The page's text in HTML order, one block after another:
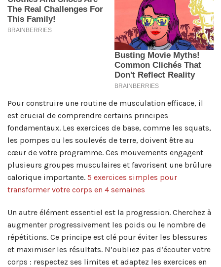
Pour construire une routine de musculation efficace, il
est crucial de comprendre certains principes
fondamentaux. Les exercices de base, comme les squats,
les pompes ou les soulevés de terre, doivent être au
cœur de votre programme. Ces mouvements engagent
plusieurs groupes musculaires et favorisent une brûlure
calorique importante. 5 exercices simples pour
transformer votre corps en 4 semaines
Un autre élément essentiel est la progression. Cherchez à
augmenter progressivement les poids ou le nombre de
répétitions. Ce principe est clé pour éviter les blessures
et maximiser les résultats. N’oubliez pas d’écouter votre
corps : respectez ses limites et adaptez les exercices en